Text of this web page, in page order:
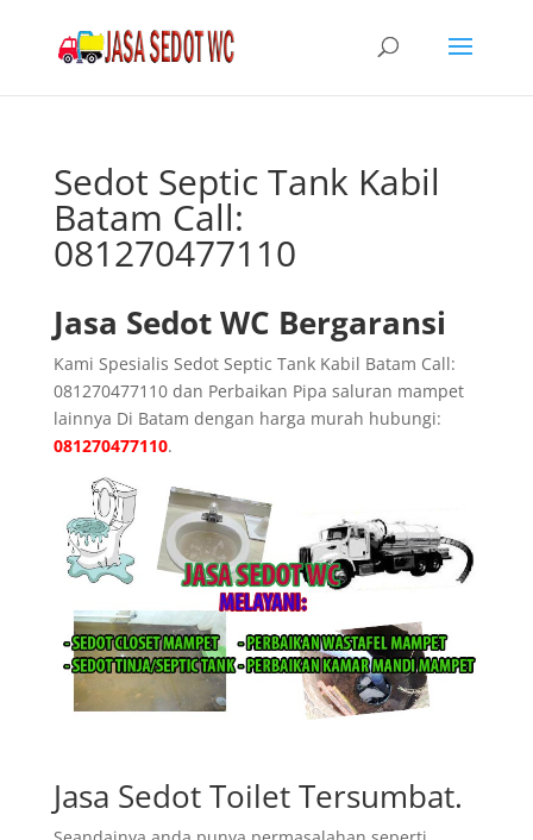
Sedot Septic Tank Kabil
Batam Call:
081270477110
Jasa Sedot WC Bergaransi
Kami Spesialis Sedot Septic Tank Kabil Batam Call:
081270477110 dan Perbaikan Pipa saluran mampet
lainnya Di Batam dengan harga murah hubungi:
081270477110.
Jasa Sedot Toilet Tersumbat.